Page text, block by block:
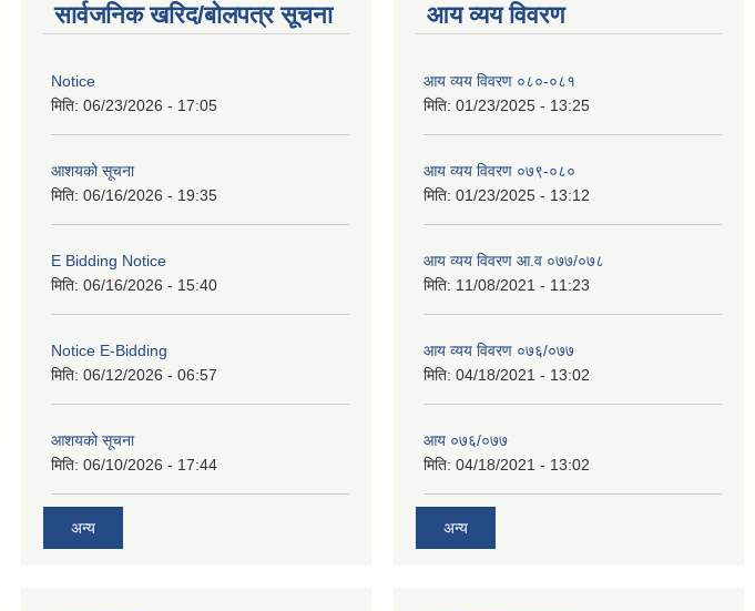
सार्वजनिक खरिद/बोलपत्र सूचना
Notice
मिति: 06/23/2026 - 17:05
आशयको सूचना
मिति: 06/16/2026 - 19:35
E Bidding Notice
मिति: 06/16/2026 - 15:40
Notice E-Bidding
मिति: 06/12/2026 - 06:57
आशयको सूचना
मिति: 06/10/2026 - 17:44
अन्य
आय व्यय विवरण
आय व्यय विवरण ०८०-०८१
मिति: 01/23/2025 - 13:25
आय व्यय विवरण ०७९-०८०
मिति: 01/23/2025 - 13:12
आय व्यय विवरण आ.व ०७७/०७८
मिति: 11/08/2021 - 11:23
आय व्यय विवरण ०७६/०७७
मिति: 04/18/2021 - 13:02
आय ०७६/०७७
मिति: 04/18/2021 - 13:02
अन्य